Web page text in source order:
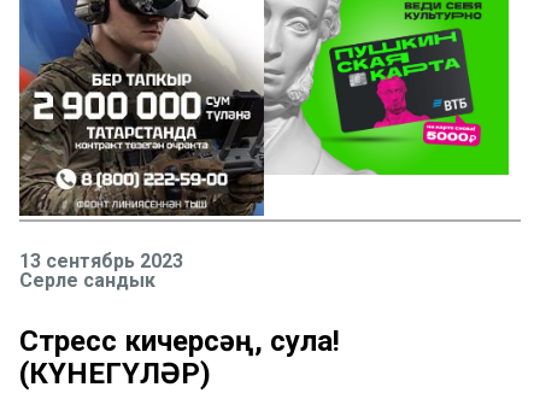
13 сентябрь 2023
Серле сандык
Стресс кичерсәң, сула!
(КҮНЕГҮЛӘР)